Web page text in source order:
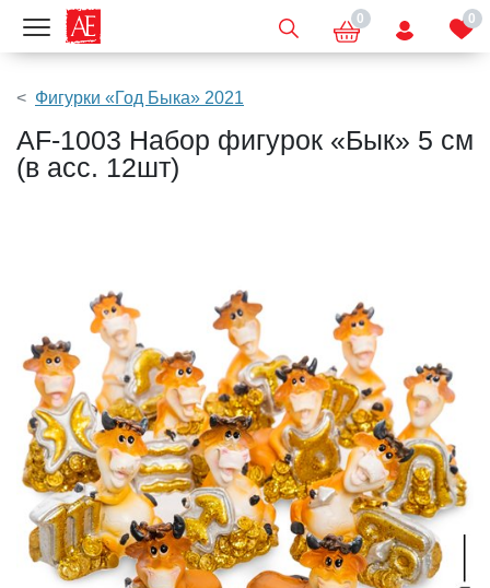
Показать меню 0 0
Фигурки «Год Быка» 2021
AF-1003 Набор фигурок «Бык» 5 см
(в асс. 12шт)